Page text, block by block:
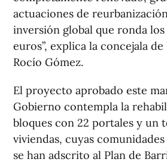
actuaciones de
inversión global que ronda los
euros”, explica la concejala
Rocío Gómez.
El proyecto aprobado este
Gobierno contempla la
bloques con 22 portales y un
viviendas, cuyas
se han adscrito al Plan de